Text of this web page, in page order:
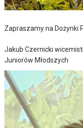
Zapraszamy na Dożynki
Jakub Czernicki
Juniorów Młodszych